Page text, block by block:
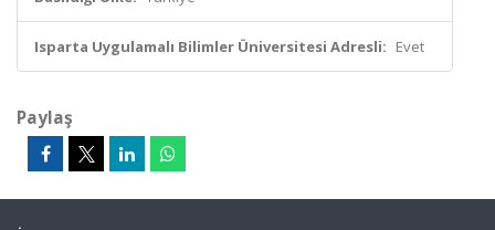
Isparta Uygulamalı Bilimler Üniversitesi Adresli: Evet
Paylaş